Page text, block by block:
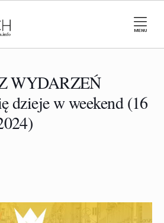
MENU
WYDARZEŃ
dzieje w weekend (16